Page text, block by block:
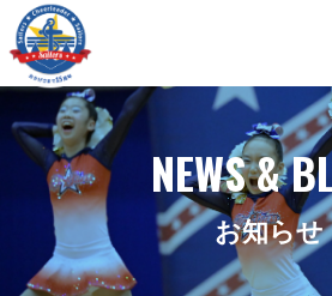
NEWS &
お知らせ